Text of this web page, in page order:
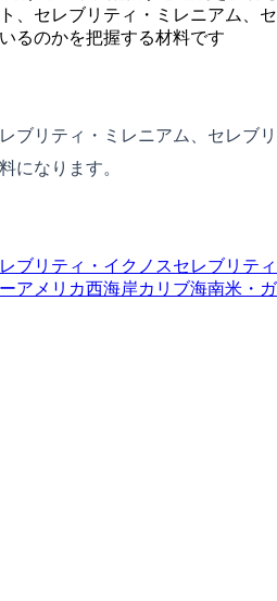
セレブリティ・ミレニアム、
るのかを把握する材料です
リティ・ミレニアム、セレブ
になります。
ブリティ・イクノスセレブリテ
アメリカ西海岸カリブ海南米・